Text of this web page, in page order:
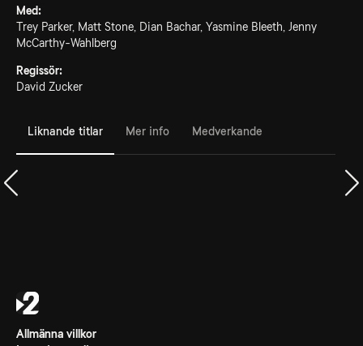
Med:
Trey Parker, Matt Stone, Dian Bachar, Yasmine Bleeth, Jenny
McCarthy-Wahlberg
Regissör:
David Zucker
Liknande titlar Mer info Medverkande
Allmänna villkor